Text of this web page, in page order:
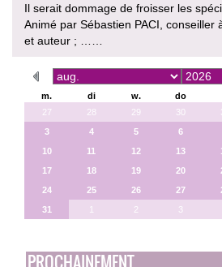
Il serait dommage de froisser les
Animé par Sébastien PACI, conseiller
et auteur ; ……
m. di w. do
27
28 29 30
3
4 5 6
10
11 12 13
17
18 19 20
24
25 26 27
31
2 3